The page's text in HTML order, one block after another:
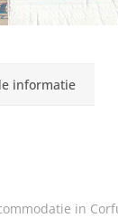
informatie
in